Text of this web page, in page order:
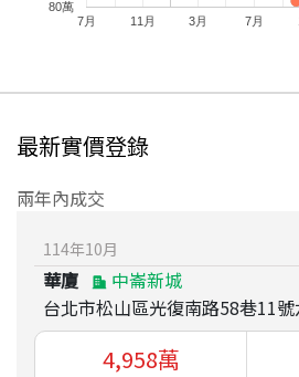
7月 11月 3月 7月
80萬
最新實價登錄
兩年內成交
114年10月
華廈
中崙新城
台北市松山區光復南路58巷11
4,958萬